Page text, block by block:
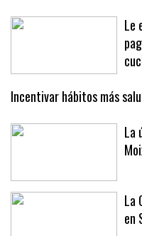
Le
Incentivar hábitos más
La
La
en